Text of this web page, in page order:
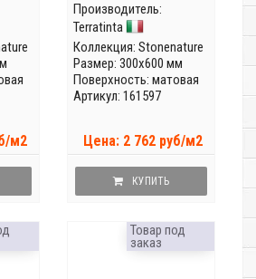
м2
Производитель:
Terratinta
Коллекция: Stonenature
Размер: 300x600 мм
Поверхность: матовая
Артикул: 161597
Цена: 2 762 руб/м2
КУПИТЬ
Товар под
заказ